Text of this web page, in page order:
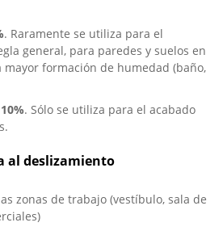
. Raramente se utiliza para el
general, para paredes y suelos en
mayor formación de humedad (baño,
. Sólo se utiliza para el acabado
al deslizamiento
zonas de trabajo (vestíbulo, sala de